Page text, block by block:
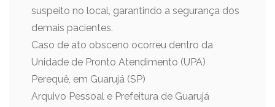
suspeito no local, garantindo a segurança dos
demais pacientes.
Caso de ato obsceno ocorreu dentro da
Unidade de Pronto Atendimento (UPA)
Perequê, em Guarujá (SP)
Arquivo Pessoal e Prefeitura de Guarujá